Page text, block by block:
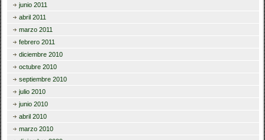
junio 2011
abril 2011
marzo 2011
febrero 2011
diciembre 2010
octubre 2010
septiembre 2010
julio 2010
junio 2010
abril 2010
marzo 2010